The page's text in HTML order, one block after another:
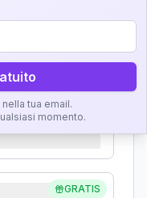
GRATIS
tua email.
momento.